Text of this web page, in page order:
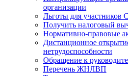
организации
Льготы для участников
Получить налоговый
Нормативно-правовые
Дистанционное
нетрудоспособности
Обращение к
Перечень ЖНЛВП